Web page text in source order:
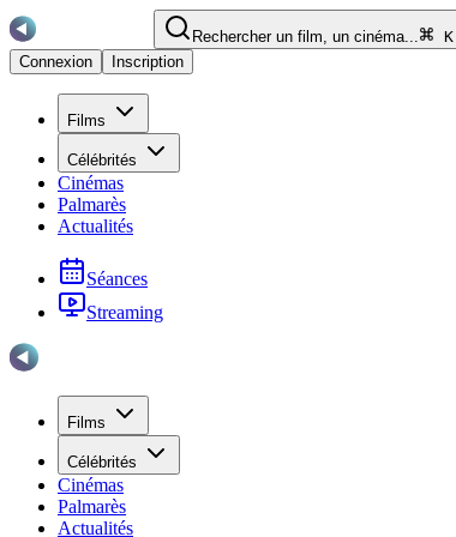
Rechercher un film, un cinéma...
K
Connexion
Inscription
Films
Célébrités
Cinémas
Palmarès
Actualités
Séances
Streaming
Films
Célébrités
Cinémas
Palmarès
Actualités